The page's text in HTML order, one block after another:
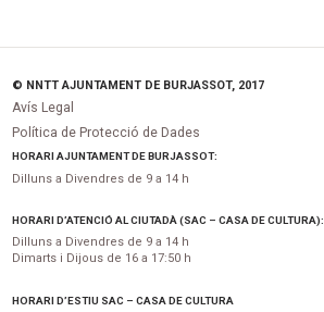
© NNTT AJUNTAMENT DE BURJASSOT, 2017
Avís Legal
Política de Protecció de Dades
HORARI AJUNTAMENT DE BURJASSOT:
Dilluns a Divendres de 9 a 14 h
HORARI D’ATENCIÓ AL CIUTADÀ (SAC – CASA DE CULTURA):
Dilluns a Divendres de 9 a 14 h
Dimarts i Dijous de 16 a 17:50 h
HORARI D’ESTIU SAC – CASA DE CULTURA